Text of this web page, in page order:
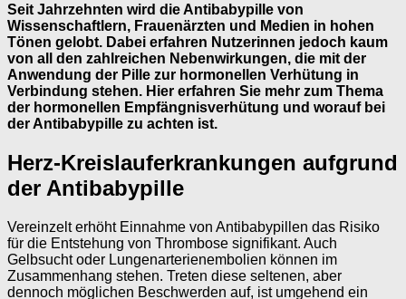
Seit Jahrzehnten wird die Antibabypille von
Wissenschaftlern, Frauenärzten und Medien in hohen
Tönen gelobt. Dabei erfahren Nutzerinnen jedoch kaum
von all den zahlreichen Nebenwirkungen, die mit der
Anwendung der Pille zur hormonellen Verhütung in
Verbindung stehen. Hier erfahren Sie mehr zum Thema
der hormonellen Empfängnisverhütung und worauf bei
der Antibabypille zu achten ist.
Herz-Kreislauferkrankungen aufgrund
der Antibabypille
Vereinzelt erhöht Einnahme von Antibabypillen das Risiko
für die Entstehung von Thrombose signifikant. Auch
Gelbsucht oder Lungenarterienembolien können im
Zusammenhang stehen. Treten diese seltenen, aber
dennoch möglichen Beschwerden auf, ist umgehend ein